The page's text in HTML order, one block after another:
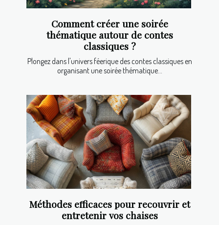
Comment créer une soirée
thématique autour de contes
classiques ?
Plongez dans l'univers féerique des contes classiques en
organisant une soirée thématique...
Méthodes efficaces pour recouvrir et
entretenir vos chaises